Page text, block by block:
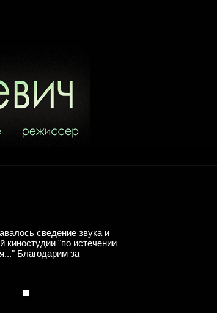
сведение звука и
"по истечении
Благодарим за